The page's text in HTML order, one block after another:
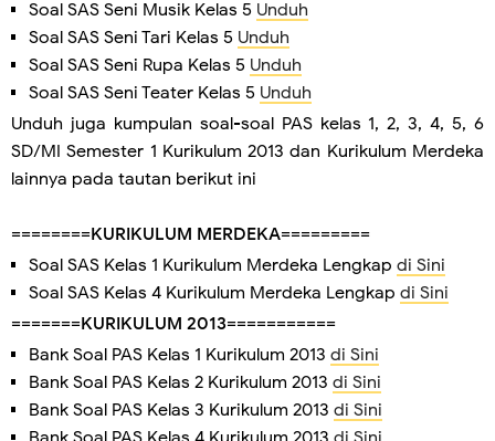
Soal SAS Seni Musik Kelas 5 Unduh
Soal SAS Seni Tari Kelas 5 Unduh
Soal SAS Seni Rupa Kelas 5 Unduh
Soal SAS Seni Teater Kelas 5 Unduh
Unduh juga kumpulan soal-soal PAS kelas 1, 2, 3, 4, 5, 6
SD/MI Semester 1 Kurikulum 2013 dan Kurikulum Merdeka
lainnya pada tautan berikut ini
========KURIKULUM MERDEKA=========
Soal SAS Kelas 1 Kurikulum Merdeka Lengkap di Sini
Soal SAS Kelas 4 Kurikulum Merdeka Lengkap di Sini
=======KURIKULUM 2013===========
Bank Soal PAS Kelas 1 Kurikulum 2013 di Sini
Bank Soal PAS Kelas 2 Kurikulum 2013 di Sini
Bank Soal PAS Kelas 3 Kurikulum 2013 di Sini